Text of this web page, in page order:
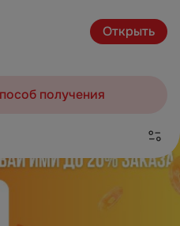
Открыть
получения